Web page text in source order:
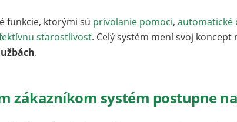
funkcie, ktorými sú privolanie pomoci, automatické
starostlivosť. Celý systém mení svoj koncept
.
zákazníkom systém postupne